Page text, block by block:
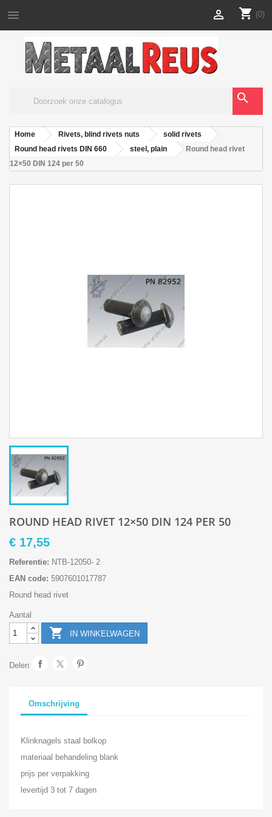
 shopping_cart (0)

search
Home Rivets, blind rivets nuts
solid rivets
Round head rivets DIN 660
steel, plain
Round head rivet
12×50 DIN 124 per 50
ROUND HEAD RIVET 12×50 DIN 124 PER 50
€ 17,55
Referentie: NTB-12050- 2
EAN code: 5907601017787
Round head rivet
Aantal
 IN WINKELWAGEN
Delen
Omschrijving
Klinknagels staal bolkop
materiaal behandeling blank
prijs per verpakking
levertijd 3 tot 7 dagen